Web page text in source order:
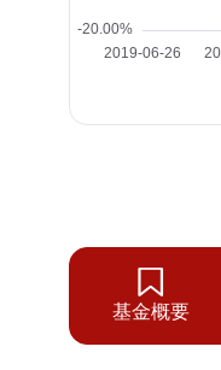
基金概要